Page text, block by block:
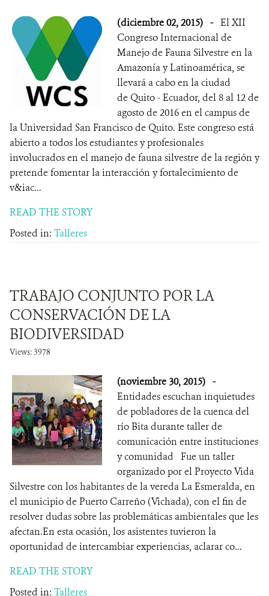
(diciembre 02, 2015) - El XII
Congreso Internacional de
Manejo de Fauna Silvestre en la
Amazonía y Latinoamérica, se
llevará a cabo en la ciudad
de Quito - Ecuador, del 8 al 12 de
agosto de 2016 en el campus de
la Universidad San Francisco de Quito. Este congreso está
abierto a todos los estudiantes y profesionales
involucrados en el manejo de fauna silvestre de la región y
pretende fomentar la interacción y fortalecimiento de
v&iac...
READ THE STORY
Posted in: Talleres
TRABAJO CONJUNTO POR LA
CONSERVACIÓN DE LA
BIODIVERSIDAD
Views: 3978
(noviembre 30, 2015) -
Entidades escuchan inquietudes
de pobladores de la cuenca del
río Bita durante taller de
comunicación entre instituciones
y comunidad Fue un taller
organizado por el Proyecto Vida
Silvestre con los habitantes de la vereda La Esmeralda, en
el municipio de Puerto Carreño (Vichada), con el fin de
resolver dudas sobre las problemáticas ambientales que les
afectan.En esta ocasión, los asistentes tuvieron la
oportunidad de intercambiar experiencias, aclarar co...
READ THE STORY
Posted in: Talleres